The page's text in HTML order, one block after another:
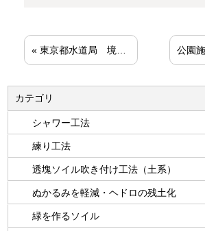
« 東京都水道局 境浄水場 44,000個
カテゴリ
シャワー工法
練り工法
透塊ソイル吹き付け工法（土系）
ぬかるみを軽減・ヘドロの残土化
緑を作るソイル